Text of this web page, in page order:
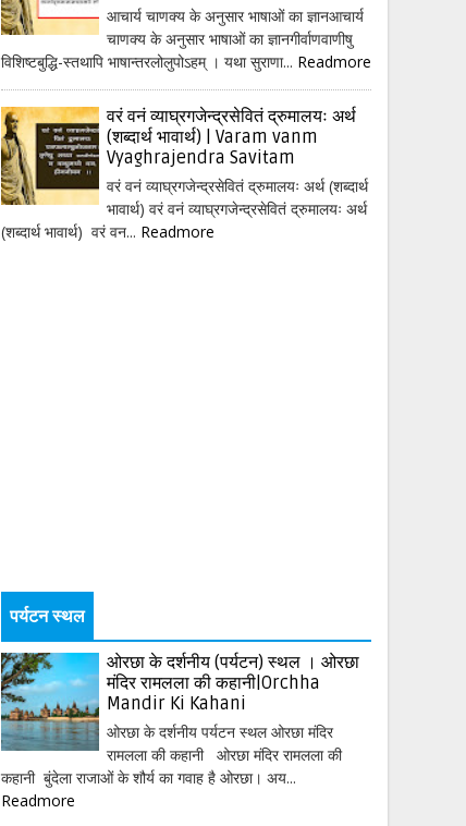
आचार्य चाणक्य के अनुसार भाषाओं का ज्ञानआचार्य
चाणक्य के अनुसार भाषाओं का ज्ञानगीर्वाणवाणीषु
विशिष्टबुद्धि-स्तथापि भाषान्तरलोलुपोऽहम् । यथा सुराणा... Readmore
वरं वनं व्याघ्रगजेन्द्रसेवितं द्रुमालयः अर्थ
(शब्दार्थ भावार्थ) | Varam vanm
Vyaghrajendra Savitam
वरं वनं व्याघ्रगजेन्द्रसेवितं द्रुमालयः अर्थ (शब्दार्थ
भावार्थ) वरं वनं व्याघ्रगजेन्द्रसेवितं द्रुमालयः अर्थ
(शब्दार्थ भावार्थ) वरं वन... Readmore
पर्यटन स्थल
ओरछा के दर्शनीय (पर्यटन) स्थल । ओरछा
मंदिर रामलला की कहानी|Orchha
Mandir Ki Kahani
ओरछा के दर्शनीय पर्यटन स्थल ओरछा मंदिर
रामलला की कहानी ओरछा मंदिर रामलला की
कहानी बुंदेला राजाओं के शौर्य का गवाह है ओरछा। अय...
Readmore